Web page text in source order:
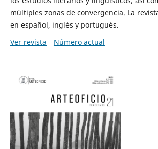
múltiples zonas de convergencia. La
en español, inglés y portugués.
Ver revista
Número actual